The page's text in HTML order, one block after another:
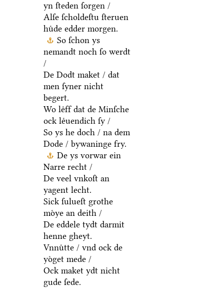
yn ſteden ſorgen /
Alſe ſcholdeſtu ſteruen
huͤde edder morgen.
So ſchon ys
nemandt noch ſo werdt
/
De Dodt maket / dat
men ſyner nicht
begert.
Wo leͤff dat de Minſche
ock leͤuendich ſy /
So ys he doch / na dem
Dode / bywaninge fry.
De ys vorwar ein
Narre recht /
De veel vnkoſt an
yagent lecht.
Sick ſulueſt grothe
moͤye an deith /
De eddele tydt darmit
henne gheyt.
Vnnuͤtte / vnd ock de
yoͤget mede /
Ock maket ydt nicht
gude ſede.